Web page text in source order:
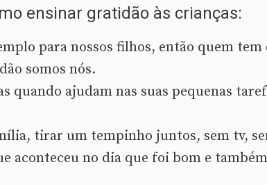
ensinar gratidão às crianças:
para nossos filhos, então quem tem
somos nós.
quando ajudam nas suas pequenas
tirar um tempinho juntos, sem tv,
aconteceu no dia que foi bom e